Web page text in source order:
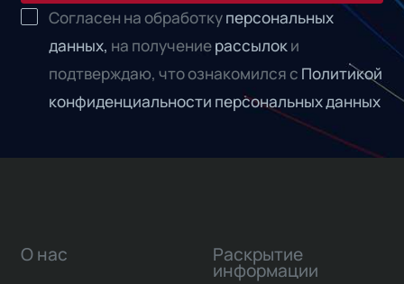
Согласен на обработкуперсональных
данных, на получениерассылоки
подтверждаю, что ознакомился с Политикой
конфиденциальности персональных данных
О нас Раскрытие
информации